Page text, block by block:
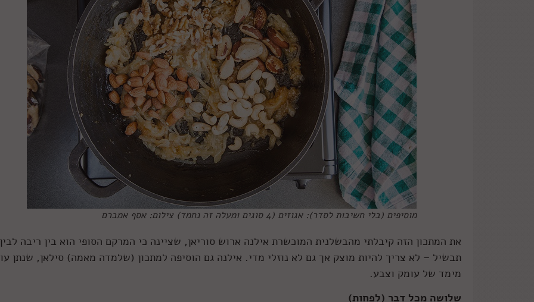
מוסיפים (בלי חשיבות לסדר): אגוזים (4 סוגים ומעלה זה נחמד) צילום: אסף אמברם
את המתכון הזה קיבלתי מהבשלנית המוכשרת אילנה ארוש סוריאן, שציינה כי המרקם הסופי הוא בין ריבה
תבשיל – לא צריך להיות מוצק אך גם לא נוזלי מדי. אילנה גם הוסיפה למתכון (שלמדה מאמה) סילאן, שנתן
מימד של עומק וצבע.
שלושה מכל דבר (לפחות)